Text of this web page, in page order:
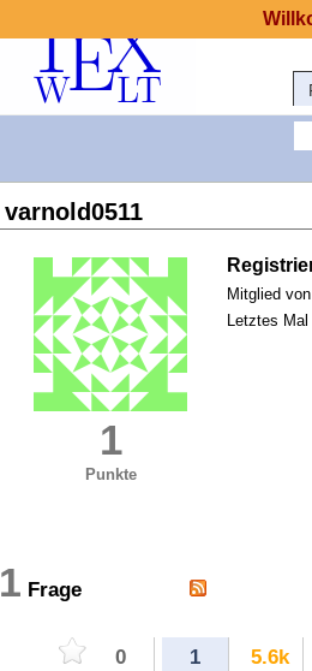
varnold0511
1
Punkte
Mitglied von
Letztes
1 Frage
0 1 5.6k